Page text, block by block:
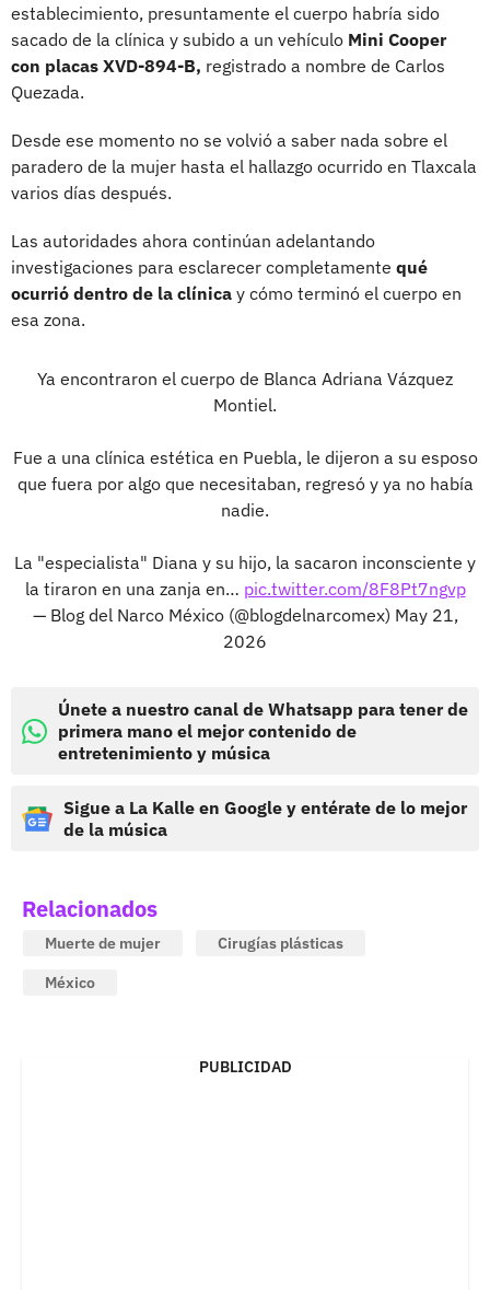
establecimiento, presuntamente el cuerpo habría sido
sacado de la clínica y subido a un vehículo Mini Cooper
con placas XVD-894-B, registrado a nombre de Carlos
Quezada.
Desde ese momento no se volvió a saber nada sobre el
paradero de la mujer hasta el hallazgo ocurrido en Tlaxcala
varios días después.
Las autoridades ahora continúan adelantando
investigaciones para esclarecer completamente qué
ocurrió dentro de la clínica y cómo terminó el cuerpo en
esa zona.
Ya encontraron el cuerpo de Blanca Adriana Vázquez
Montiel.
Fue a una clínica estética en Puebla, le dijeron a su esposo
que fuera por algo que necesitaban, regresó y ya no había
nadie.
La "especialista" Diana y su hijo, la sacaron inconsciente y
la tiraron en una zanja en… pic.twitter.com/8F8Pt7ngvp
— Blog del Narco México (@blogdelnarcomex) May 21,
2026
Únete a nuestro canal de Whatsapp para tener de
primera mano el mejor contenido de
entretenimiento y música
Sigue a La Kalle en Google y entérate de lo mejor
de la música
Relacionados
Muerte de mujer
Cirugías plásticas
México
PUBLICIDAD